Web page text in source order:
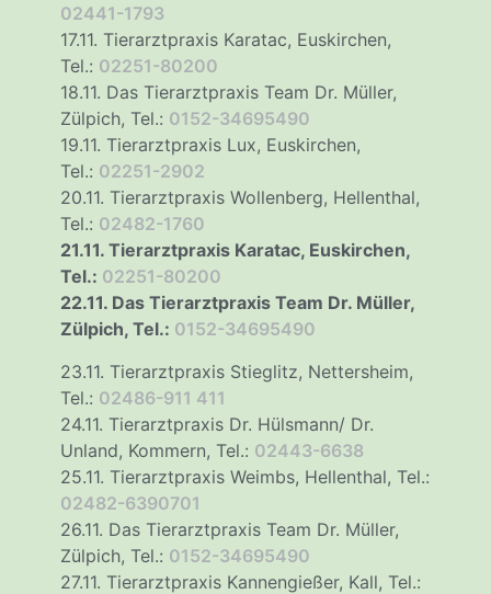
02441-1793
17.11. Tierarztpraxis Karatac, Euskirchen,
Tel.: 02251-80200
18.11. Das Tierarztpraxis Team Dr. Müller,
Zülpich, Tel.: 0152-34695490
19.11. Tierarztpraxis Lux, Euskirchen,
Tel.: 02251-2902
20.11. Tierarztpraxis Wollenberg, Hellenthal,
Tel.: 02482-1760
21.11. Tierarztpraxis Karatac, Euskirchen,
Tel.: 02251-80200
22.11. Das Tierarztpraxis Team Dr. Müller,
Zülpich, Tel.: 0152-34695490
23.11. Tierarztpraxis Stieglitz, Nettersheim,
Tel.: 02486-911 411
24.11. Tierarztpraxis Dr. Hülsmann/ Dr.
Unland, Kommern, Tel.: 02443-6638
25.11. Tierarztpraxis Weimbs, Hellenthal, Tel.:
02482-6390701
26.11. Das Tierarztpraxis Team Dr. Müller,
Zülpich, Tel.: 0152-34695490
27.11. Tierarztpraxis Kannengießer, Kall, Tel.: